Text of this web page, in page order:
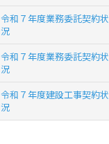
令和７年度業務委託契約状
況
令和７年度業務委託契約状
況
令和７年度建設工事契約状
況